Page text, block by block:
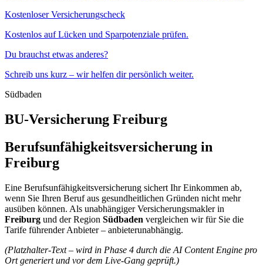
Kostenloser Versicherungscheck
Kostenlos auf Lücken und Sparpotenziale prüfen.
Du brauchst etwas anderes?
Schreib uns kurz – wir helfen dir persönlich weiter.
Südbaden
BU-Versicherung Freiburg
Berufsunfähigkeitsversicherung in
Freiburg
Eine Berufsunfähigkeitsversicherung sichert Ihr Einkommen ab,
wenn Sie Ihren Beruf aus gesundheitlichen Gründen nicht mehr
ausüben können. Als unabhängiger Versicherungsmakler in
Freiburg und der Region Südbaden vergleichen wir für Sie die
Tarife führender Anbieter – anbieterunabhängig.
(Platzhalter-Text – wird in Phase 4 durch die AI Content Engine pro
Ort generiert und vor dem Live-Gang geprüft.)